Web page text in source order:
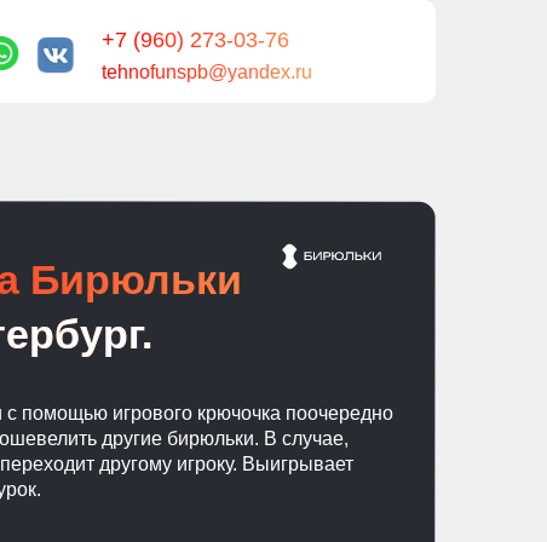
+7 (960) 273-03-76
tehnofunspb@yandex.ru
Бирюльки
помощью игрового крючочка поочередно
другие бирюльки. В случае,
другому игроку. Выигрывает